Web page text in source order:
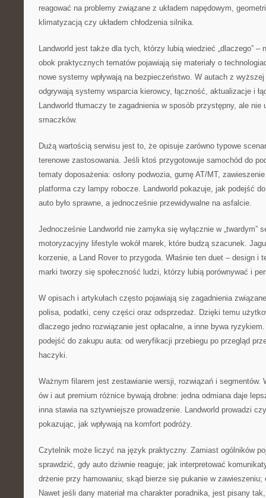
reagować na problemy związane z układem napędowym,
klimatyzacją czy układem chłodzenia silnika.
Landworld jest także dla tych, którzy lubią wiedzieć „dlaczego” –
obok praktycznych tematów pojawiają się materiały o
nowe systemy wpływają na bezpieczeństwo. W autach z
odgrywają systemy wsparcia kierowcy, łączność, aktualizacje i
Landworld tłumaczy te zagadnienia w sposób przystępny, ale
smaczków.
Dużą wartością serwisu jest to, że opisuje zarówno typowe
terenowe zastosowania. Jeśli ktoś przygotowuje samochód do
tematy doposażenia: osłony podwozia, gumę AT/MT,
platforma czy lampy robocze. Landworld pokazuje, jak podejść
auto było sprawne, a jednocześnie przewidywalne na asfalcie.
Jednocześnie Landworld nie zamyka się wyłącznie w „twardym”
motoryzacyjny lifestyle wokół marek, które budzą szacunek.
korzenie, a Land Rover to przygoda. Właśnie ten duet – design i
marki tworzy się społeczność ludzi, którzy lubią porównywać i
W opisach i artykułach często pojawiają się zagadnienia
polisa, podatki, ceny części oraz odsprzedaż. Dzięki temu
dlaczego jedno rozwiązanie jest opłacalne, a inne bywa
podejść do zakupu auta: od weryfikacji przebiegu po przegląd
haczyki.
Ważnym filarem jest zestawianie wersji, rozwiązań i segmentów.
ów i aut premium różnice bywają drobne: jedna odmiana daje
inna stawia na sztywniejsze prowadzenie. Landworld prowadzi
pokazując, jak wpływają na komfort podróży.
Czytelnik może liczyć na język praktyczny. Zamiast ogólników
sprawdzić, gdy auto dziwnie reaguje; jak interpretować
drżenie przy hamowaniu; skąd bierze się pukanie w
Nawet jeśli dany materiał ma charakter poradnika, jest pisany